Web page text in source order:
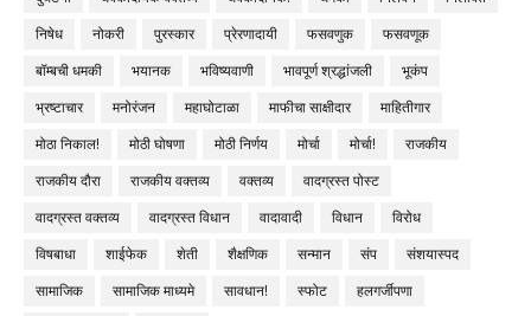
निषेध
नोकरी पुरस्कार प्रेरणादायी फसवणुक
फसवणूक
बॉम्बची धमकी
भयानक भविष्यवाणी भावपूर्ण श्रद्धांजली
भूकंप
भ्रष्टाचार
मनोरंजन महाघोटाळा माफीचा साक्षीदार
माहितीगार
मोठा निकाल!
मोठी घोषणा मोठी निर्णय मोर्चा मोर्चा!
राजकीय
राजकीय दौरा
राजकीय वक्तव्य वक्तव्य
वादग्रस्त पोस्ट
वादग्रस्त वक्तव्य
वादग्रस्त विधान वादावादी विधान
विरोध
विषबाधा
शाईफेक शेती शैक्षणिक सन्मान संप
संशयास्पद
सामाजिक
सामाजिक माध्यमे सावधान! स्फोट
हलगर्जीपणा